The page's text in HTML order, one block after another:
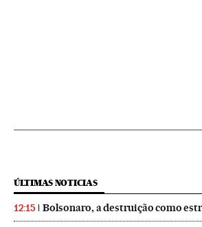
ÚLTIMAS NOTICIAS
12:15 Bolsonaro, a destruição como